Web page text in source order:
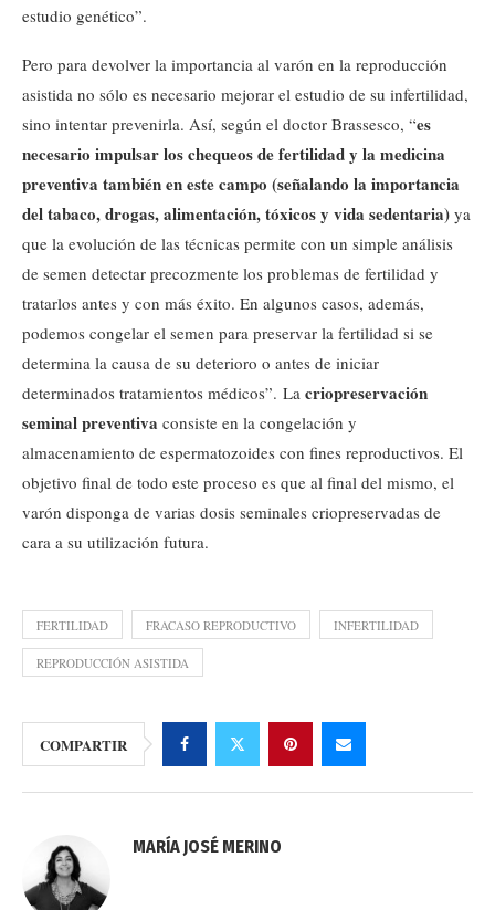
estudio genético”.
Pero para devolver la importancia al varón en la reproducción
asistida no sólo es necesario mejorar el estudio de su infertilidad,
sino intentar prevenirla. Así, según el doctor Brassesco, “es
necesario impulsar los chequeos de fertilidad y la medicina
preventiva también en este campo (señalando la importancia
del tabaco, drogas, alimentación, tóxicos y vida sedentaria) ya
que la evolución de las técnicas permite con un simple análisis
de semen detectar precozmente los problemas de fertilidad y
tratarlos antes y con más éxito. En algunos casos, además,
podemos congelar el semen para preservar la fertilidad si se
determina la causa de su deterioro o antes de iniciar
determinados tratamientos médicos”. La criopreservación
seminal preventiva consiste en la congelación y
almacenamiento de espermatozoides con fines reproductivos. El
objetivo final de todo este proceso es que al final del mismo, el
varón disponga de varias dosis seminales criopreservadas de
cara a su utilización futura.
FERTILIDAD FRACASO REPRODUCTIVO INFERTILIDAD
REPRODUCCIÓN ASISTIDA
COMPARTIR
MARÍA JOSÉ MERINO